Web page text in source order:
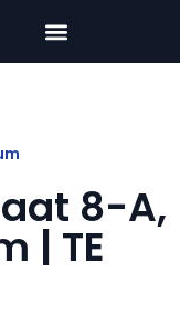
8-A,
| TE